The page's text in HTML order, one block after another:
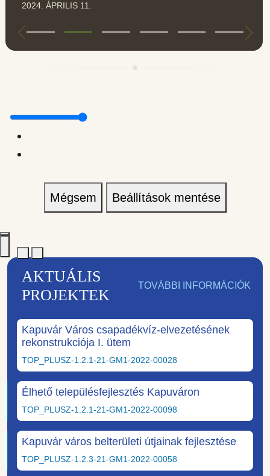
2024. ÁPRILIS 11.
Mégsem Beállítások mentése
AKTUÁLIS
PROJEKTEK
TOVÁBBI INFORMÁCIÓK
Kapuvár Város csapadékvíz-elvezetésének
rekonstrukciója I. ütem
TOP_PLUSZ-1.2.1-21-GM1-2022-00028
Élhető településfejlesztés Kapuváron
TOP_PLUSZ-1.2.1-21-GM1-2022-00098
Kapuvár város belterületi útjainak fejlesztése
TOP_PLUSZ-1.2.3-21-GM1-2022-00058